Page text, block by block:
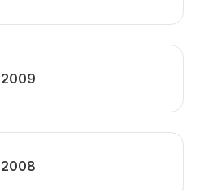
2009
2008